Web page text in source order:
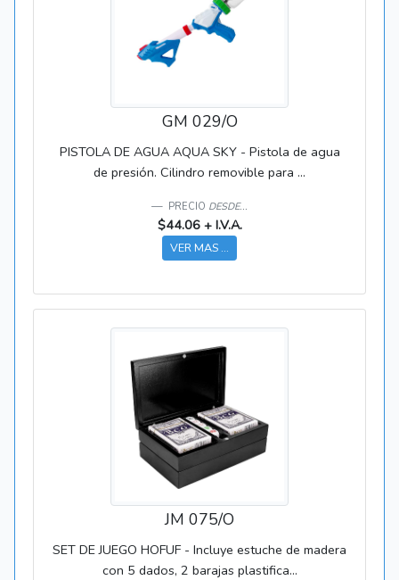
GM 029/O
PISTOLA DE AGUA AQUA SKY - Pistola de agua
de presión. Cilindro removible para ...
PRECIO DESDE...
$44.06 + I.V.A.
VER MAS ...
JM 075/O
SET DE JUEGO HOFUF - Incluye estuche de madera
con 5 dados, 2 barajas plastifica...